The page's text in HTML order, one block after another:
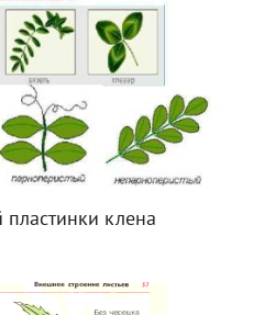
клена